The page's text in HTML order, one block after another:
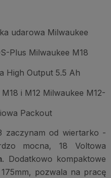
udarowa Milwaukee
Plus Milwaukee M18
High Output 5.5 Ah
i M12 Milwaukee M12-
Packout
zaczynam od wiertarko -
mocna, 18 Voltowa
. Dodatkowo kompaktowe
pozwala na pracę